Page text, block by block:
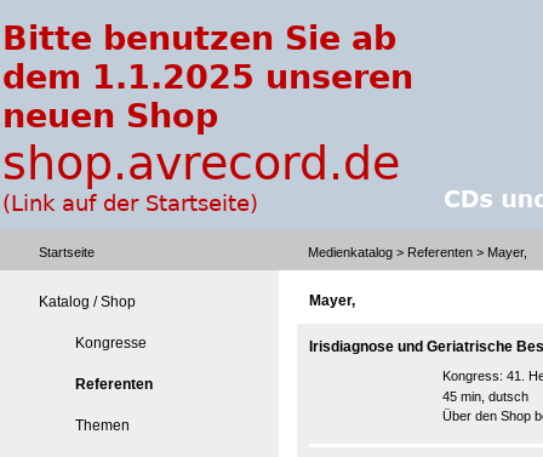
Startseite Medienkatalog > Referenten > Mayer,
Katalog / Shop
Kongresse
Referenten
Themen
Mayer,
Irisdiagnose und Geriatrische
Kongress: 41.
45 min, dutsch
Über den Shop